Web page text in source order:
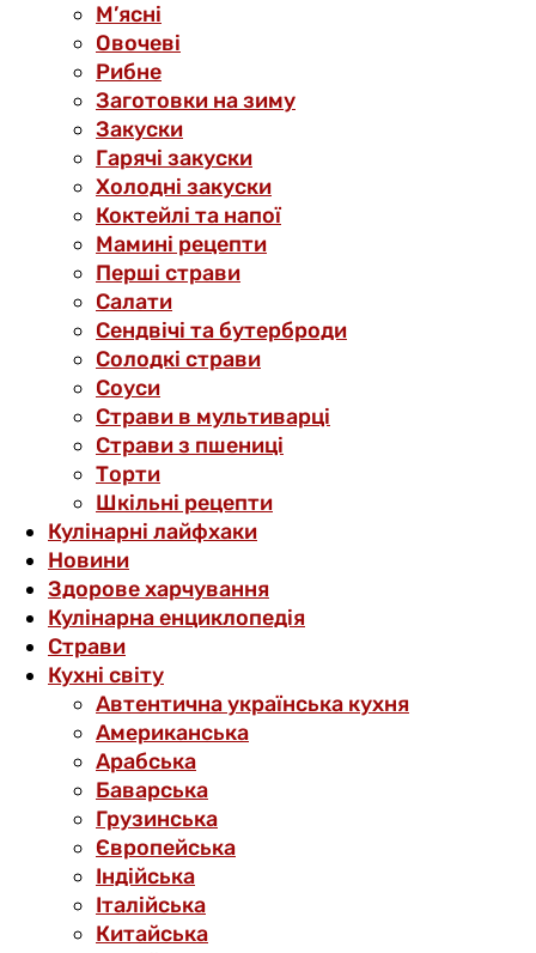
М’ясні
Овочеві
Рибне
Заготовки на зиму
Закуски
Гарячі закуски
Холодні закуски
Коктейлі та напої
Мамині рецепти
Перші страви
Салати
Сендвічі та бутерброди
Солодкі страви
Соуси
Страви в мультиварці
Страви з пшениці
Торти
Шкільні рецепти
Кулінарні лайфхаки
Новини
Здорове харчування
Кулінарна енциклопедія
Страви
Кухні світу
Автентична українська кухня
Американська
Арабська
Баварська
Грузинська
Європейська
Індійська
Італійська
Китайська